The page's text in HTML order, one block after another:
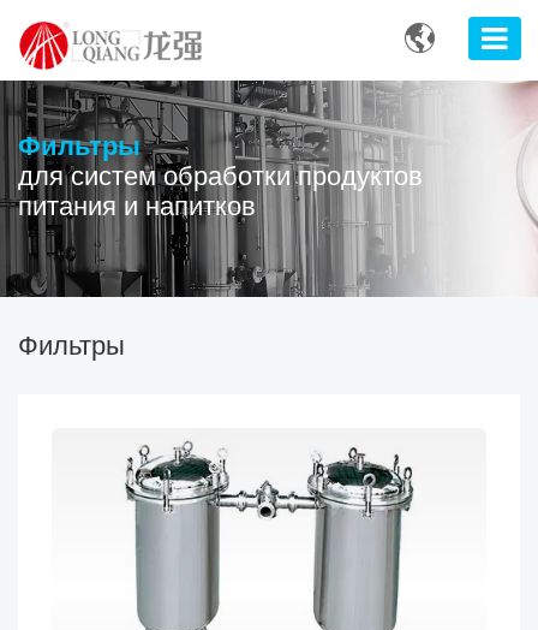

Фильтры
для систем обработки продуктов
питания и напитков
Фильтры